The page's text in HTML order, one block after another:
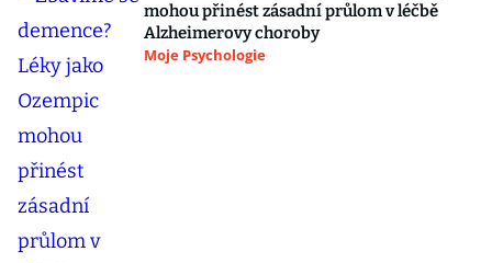
mohou přinést zásadní průlom v léčbě
Alzheimerovy choroby
Moje Psychologie